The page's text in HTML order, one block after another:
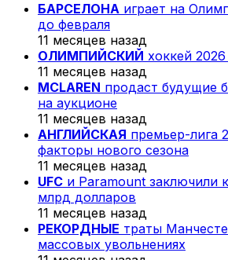
БАРСЕЛОНА играет на
до февраля
11 месяцев назад
ОЛИМПИЙСКИЙ хоккей
11 месяцев назад
MCLAREN продаст будущие
на аукционе
11 месяцев назад
АНГЛИЙСКАЯ премьер-лига
факторы нового сезона
11 месяцев назад
UFC и Paramount заключили
млрд долларов
11 месяцев назад
РЕКОРДНЫЕ траты
массовых увольнениях